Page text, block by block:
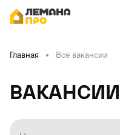
Главная Все вакансии
Вакансии